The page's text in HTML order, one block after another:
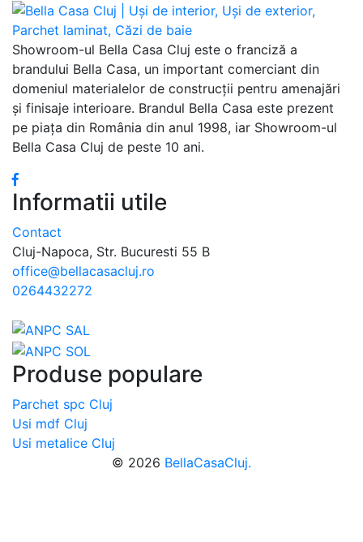
Showroom-ul Bella Casa Cluj este o franciză a
brandului Bella Casa, un important comerciant din
domeniul materialelor de construcții pentru amenajări
și finisaje interioare. Brandul Bella Casa este prezent
pe piața din România din anul 1998, iar Showroom-ul
Bella Casa Cluj de peste 10 ani.
Informatii utile
Contact
Cluj-Napoca, Str. Bucuresti 55 B
office@bellacasacluj.ro
0264432272
Produse populare
Parchet spc Cluj
Usi mdf Cluj
Usi metalice Cluj
© 2026 BellaCasaCluj.